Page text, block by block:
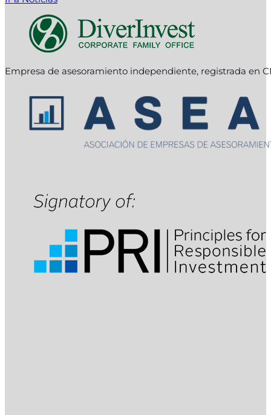
Empresa de asesoramiento independiente, registrada en